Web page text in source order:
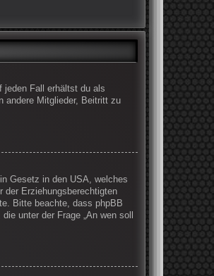
jeden Fall erhältst du als
andere Mitglieder, Beitritt zu
Gesetz in den USA, welches
der Erziehungsberechtigten
Bitte beachte, dass phpBB
unter der Frage „An wen soll